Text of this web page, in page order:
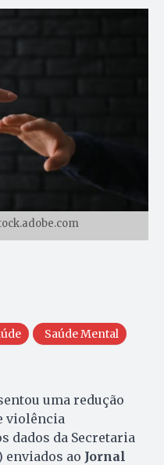
Saúde Mental
uma redução
violência
dados da Secretaria
enviados ao Jornal